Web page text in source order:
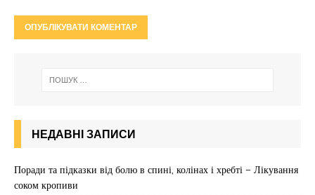
НЕДАВНІ ЗАПИСИ
Поради та підказки від болю в спині, колінах і хребті – Лікування
соком кропиви